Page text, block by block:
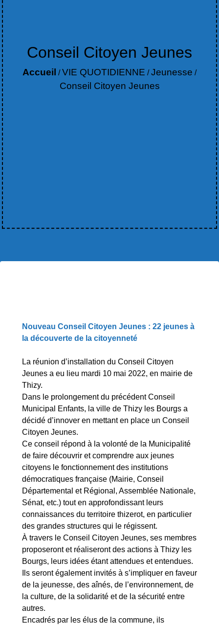
Conseil Citoyen Jeunes
Accueil /VIE QUOTIDIENNE /Jeunesse /
Conseil Citoyen Jeunes
Nouveau Conseil Citoyen Jeunes : 22 jeunes à
la découverte de la citoyenneté
La réunion d’installation du Conseil Citoyen
Jeunes a eu lieu mardi 10 mai 2022, en mairie de
Thizy.
Dans le prolongement du précédent Conseil
Municipal Enfants, la ville de Thizy les Bourgs a
décidé d’innover en mettant en place un Conseil
Citoyen Jeunes.
Ce conseil répond à la volonté de la Municipalité
de faire découvrir et comprendre aux jeunes
citoyens le fonctionnement des institutions
démocratiques française (Mairie, Conseil
Départemental et Régional, Assemblée Nationale,
Sénat, etc.) tout en approfondissant leurs
connaissances du territoire thizerot, en particulier
des grandes structures qui le régissent.
À travers le Conseil Citoyen Jeunes, ses membres
proposeront et réaliseront des actions à Thizy les
Bourgs, leurs idées étant attendues et entendues.
Ils seront également invités à s’impliquer en faveur
de la jeunesse, des aînés, de l’environnement, de
la culture, de la solidarité et de la sécurité entre
autres.
Encadrés par les élus de la commune, ils